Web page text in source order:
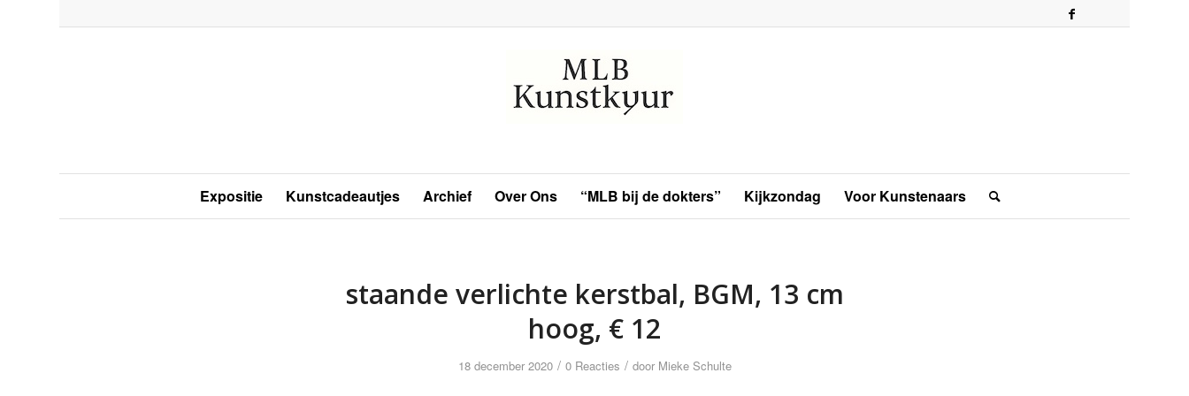
Expositie Kunstcadeautjes Archief Over Ons “MLB bij de dokters” Kijkzondag Voor Kunstenaars
staande verlichte kerstbal, BGM, 13 cm
hoog, € 12
18 december 2020 / 0 Reacties / door Mieke Schulte